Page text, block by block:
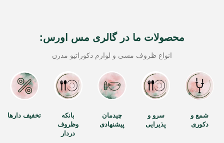
محصولات ما در گالری مس اورس:
انواع ظروف مسی و لوازم دکوراتیو مدرن
شمع و
دکوری
سرو و
پذیرایی
چیدمان
پیشنهادی
بانکه
وظروف
دردار
تخفیف دارها